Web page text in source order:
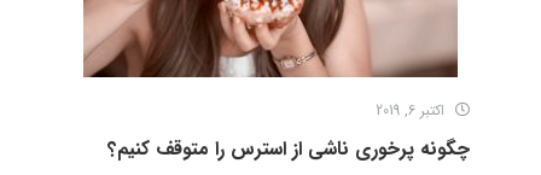
اکتبر 6, 2019
چگونه پرخوری ناشی از استرس را متوقف کنیم؟